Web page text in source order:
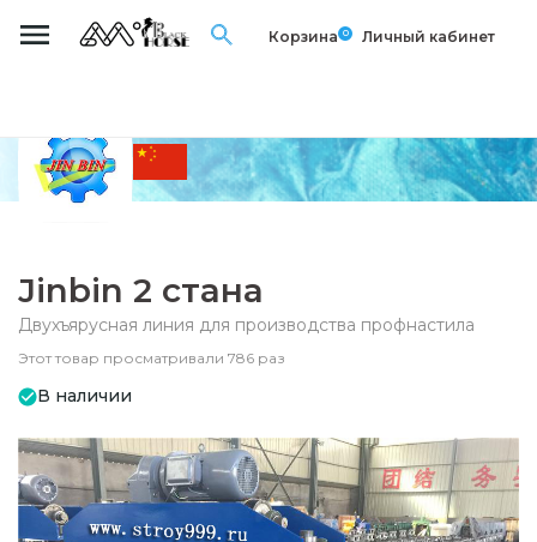
Корзина 0 Личный кабинет
Jinbin 2 стана
Двухъярусная линия для производства профнастила
Этот товар просматривали 786 раз
В наличии